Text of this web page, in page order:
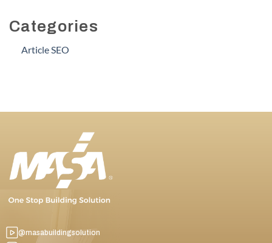
Categories
Article SEO
@masabuildingsolution